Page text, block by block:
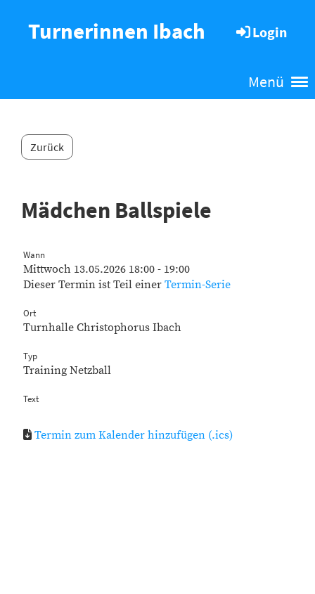
Turnerinnen Ibach Login
Menü
Zurück
Mädchen Ballspiele
Wann
Mittwoch 13.05.2026 18:00 - 19:00
Dieser Termin ist Teil einer Termin-Serie
Ort
Turnhalle Christophorus Ibach
Typ
Training Netzball
Text
Termin zum Kalender hinzufügen (.ics)